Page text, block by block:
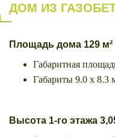
ДОМ ИЗ
Площадь дома 129 м²
Габаритная
Габариты 9.0 х 8.3
Высота 1-го этажа